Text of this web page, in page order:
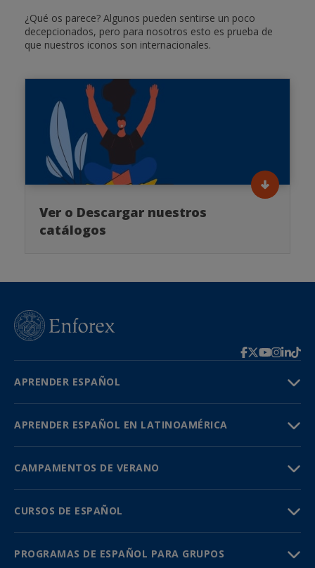
¿Qué os parece? Algunos pueden sentirse un poco
decepcionados, pero para nosotros esto es prueba de
que nuestros iconos son internacionales.
Ver o Descargar nuestros
catálogos
APRENDER ESPAÑOL
APRENDER ESPAÑOL EN LATINOAMÉRICA
CAMPAMENTOS DE VERANO
CURSOS DE ESPAÑOL
PROGRAMAS DE ESPAÑOL PARA GRUPOS